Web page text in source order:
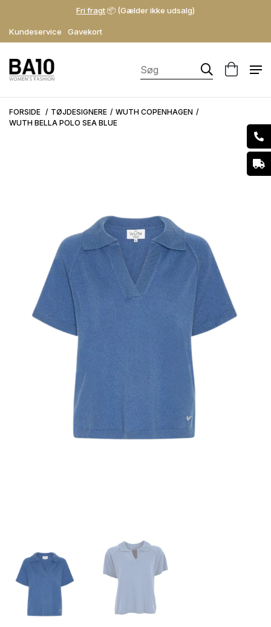
Kundeservice Gavekort
Fri fragt📦 (Gælder ikke udsalg)
FORSIDE TØJDESIGNERE
WUTH COPENHAGEN
WUTH BELLA POLO SEA BLUE